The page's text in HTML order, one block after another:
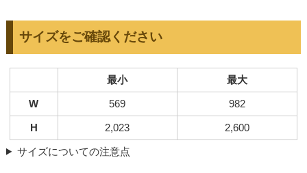
サイズをご確認ください
最小 最大
W 569 982
H 2,023 2,600
サイズについての注意点